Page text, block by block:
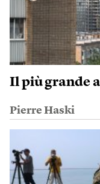
Il più grande
Pierre Haski